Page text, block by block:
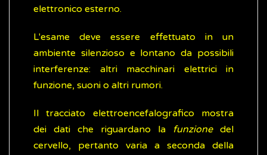
elettronico esterno.
L'esame deve essere effettuato in un
ambiente silenzioso e lontano da possibili
interferenze: altri macchinari elettrici in
funzione, suoni o altri rumori.
Il tracciato elettroencefalografico mostra
dei dati che riguardano la funzionedel
cervello, pertanto varia a seconda della